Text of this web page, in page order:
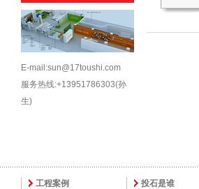
E-mail:sun@17toushi.com
服务热线:+13951786303(孙
生)
工程案例
投石是谁